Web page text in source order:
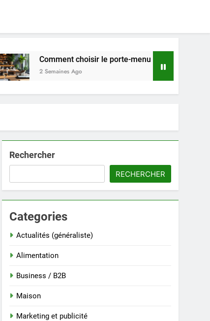
Comment choisir le porte-menu idéal pour votre restaurant
2 Semaines Ago
Rechercher
RECHERCHER
Categories
Actualités (généraliste)
Alimentation
Business / B2B
Maison
Marketing et publicité